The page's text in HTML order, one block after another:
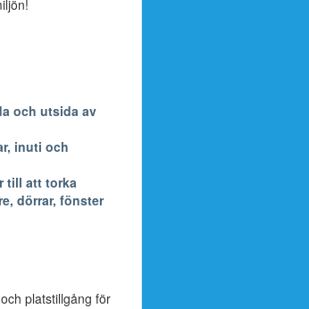
och utsida av
inuti och
till att torka
dörrar, fönster
platstillgång för